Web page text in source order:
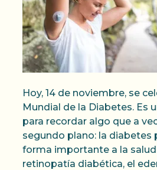
Hoy, 14 de noviembre, se
Mundial de la Diabetes. Es
para recordar algo que a
segundo plano: la diabetes
forma importante a la salud
retinopatía diabética, el